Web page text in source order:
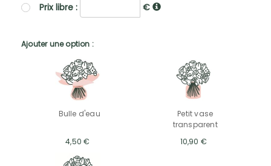
Prix libre :
€
Ajouter une option :
Bulle d'eau
4,50 €
Petit vase
transparent
10,90 €